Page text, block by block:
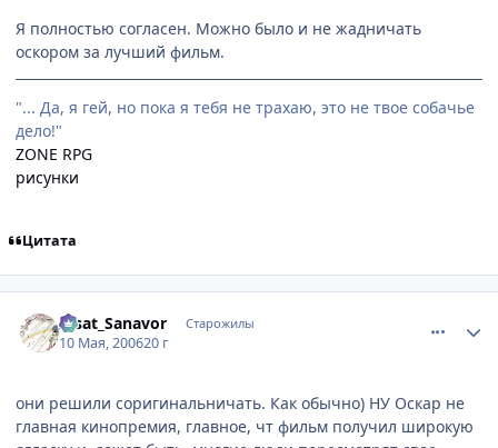
Я полностью согласен. Можно было и не жадничать
оскором за лучший фильм.
"... Да, я гей, но пока я тебя не трахаю, это не твое собачье
дело!"
ZONE RPG
рисунки
Цитата
Aisat_Sanavor Старожилы
10 Мая, 200620 г
они решили соригинальничать. Как обычно) НУ Оскар не
главная кинопремия, главное, чт фильм получил широкую